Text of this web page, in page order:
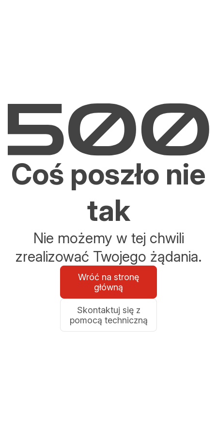
Coś poszło nie
tak
Nie możemy w tej chwili
zrealizować Twojego żądania.
Wróć na stronę
główną
Skontaktuj się z
pomocą techniczną